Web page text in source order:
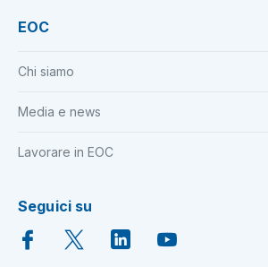
EOC
Chi siamo
Media e news
Lavorare in EOC
Seguici su